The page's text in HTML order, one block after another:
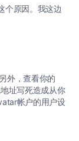
个原因。我这边
外，查看你的
址写死造成从你
帐户的用户设